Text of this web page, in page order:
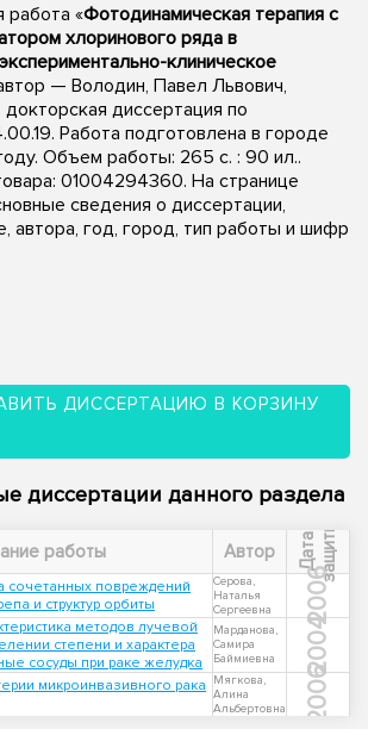
работа «Фотодинамическая терапия с
хлоринового ряда в
клиническое
— Володин, Павел Львович,
докторская диссертация по
Работа подготовлена в городе
Объем работы: 265 с. : 90 ил..
01004294360. На странице
сведения о диссертации,
автора, год, город, тип работы и шифр
ДИССЕРТАЦИЮ В КОРЗИНУ
диссертации данного раздела
работы Автор Д
а
т
а
з
а
щ
и
ты
сочетанных повреждений
и структур орбиты
Серова,
Наталья
Сергеевна
2006
методов лучевой
степени и характера
сосуды при раке желудка
Марданова,
Самира
Баймиевна
2004
микроинвазивного рака
Мягкова,
Алина
Альбертовна
2006